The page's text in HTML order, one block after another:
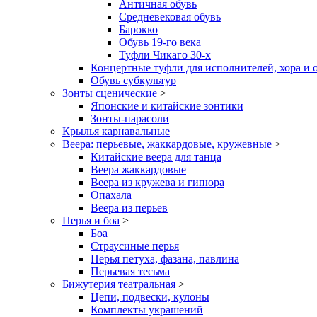
Античная обувь
Средневековая обувь
Барокко
Обувь 19-го века
Туфли Чикаго 30-х
Концертные туфли для исполнителей, хора и
Обувь субкультур
Зонты сценические >
Японские и китайские зонтики
Зонты-парасоли
Крылья карнавальные
Веера: перьевые, жаккардовые, кружевные >
Китайские веера для танца
Веера жаккардовые
Веера из кружева и гипюра
Опахала
Веера из перьев
Перья и боа >
Боа
Страусиные перья
Перья петуха, фазана, павлина
Перьевая тесьма
Бижутерия театральная >
Цепи, подвески, кулоны
Комплекты украшений